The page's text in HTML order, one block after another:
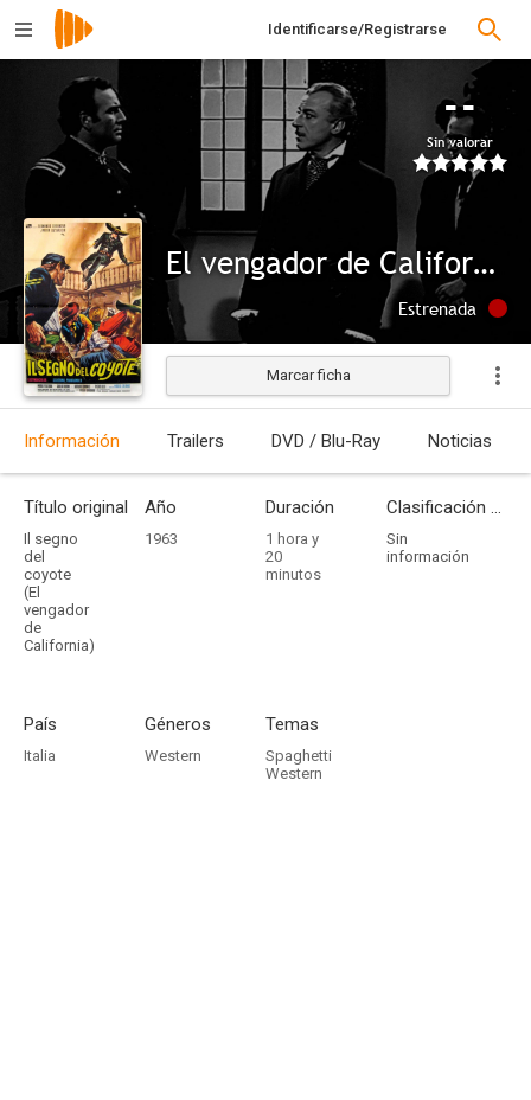
Identificarse/Registrarse
--
Sin valorar
El vengador de California
Estrenada
Marcar ficha
Información Trailers DVD / Blu-Ray Noticias
Título original
Il segno
del
coyote
(El
vengador
de
California)
Año
1963
Duración
1 hora y
20
minutos
Clasificación por edades
Sin
información
País
Italia
Géneros
Western
Temas
Spaghetti
Western